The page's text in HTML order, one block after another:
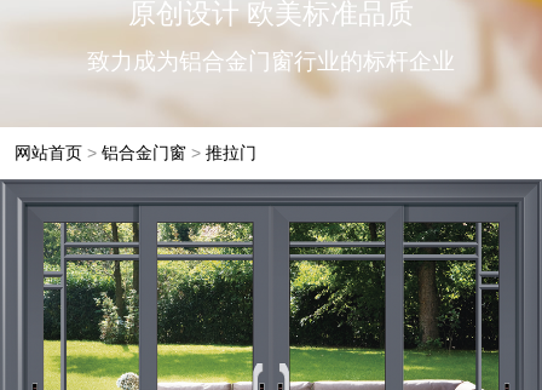
原创设计 欧美标准品质
致力成为铝合金门窗行业的标杆企业
网站首页> 铝合金门窗> 推拉门